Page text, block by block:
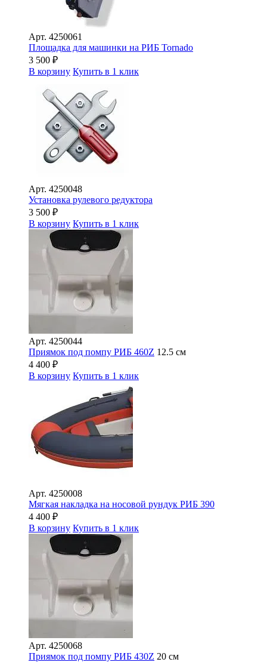
Арт. 4250061
Площадка для машинки на РИБ Tornado
3 500 ₽
В корзину Купить в 1 клик
Арт. 4250048
Установка рулевого редуктора
3 500 ₽
В корзину Купить в 1 клик
Арт. 4250044
Приямок под помпу РИБ 460Z 12.5 см
4 400 ₽
В корзину Купить в 1 клик
Арт. 4250008
Мягкая накладка на носовой рундук РИБ 390
4 400 ₽
В корзину Купить в 1 клик
Арт. 4250068
Приямок под помпу РИБ 430Z 20 см